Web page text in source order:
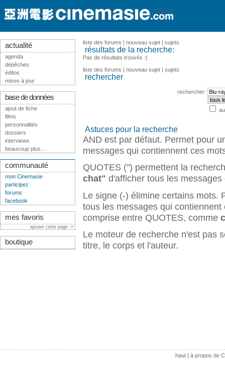
liste des forums | nouveau sujet | sujets
résultats de la recherche:
Pas de résultats trouvés :(
liste des forums | nouveau sujet | sujets
rechercher
rechercher:
Astuces pour la recherche
AND est par défaut. Permet pour
messages qui contiennent ces
QUOTES (") permettent la
chat" d'afficher tous les
Le signe (-) élimine certains mots.
tous les messages qui
comprise entre QUOTES, comme
Le moteur de recherche n'est pas
titre, le corps et l'auteur.
actualité
agenda
dépêches
éditos
mises à jour
base de données
ajout de fiche
films
personnalités
dossiers
interviews
beaucoup plus...
communauté
mon Cinemasie
participez
forums
facebook
mes favoris
ajouter cette page ->
boutique
haut| à propos de